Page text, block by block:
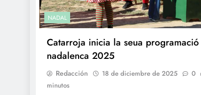
NADAL
Catarroja inicia la seua programació
nadalenca 2025
Redacción 18 de diciembre de 2025 0
minutos